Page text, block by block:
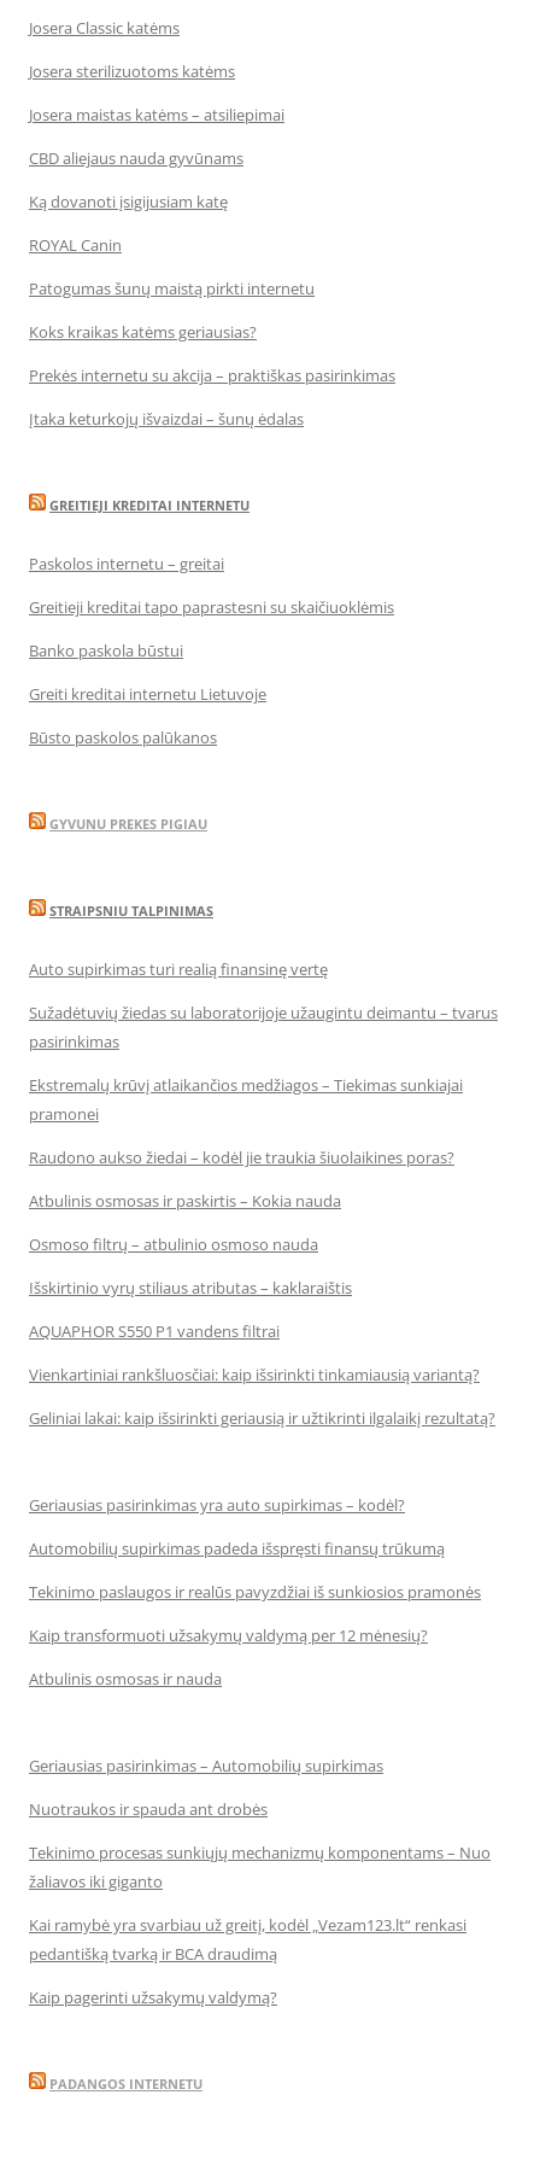
Josera Classic katėms
Josera sterilizuotoms katėms
Josera maistas katėms – atsiliepimai
CBD aliejaus nauda gyvūnams
Ką dovanoti įsigijusiam katę
ROYAL Canin
Patogumas šunų maistą pirkti internetu
Koks kraikas katėms geriausias?
Prekės internetu su akcija – praktiškas pasirinkimas
Įtaka keturkojų išvaizdai – šunų ėdalas
GREITIEJI KREDITAI INTERNETU
Paskolos internetu – greitai
Greitieji kreditai tapo paprastesni su skaičiuoklėmis
Banko paskola būstui
Greiti kreditai internetu Lietuvoje
Būsto paskolos palūkanos
GYVUNU PREKES PIGIAU
STRAIPSNIU TALPINIMAS
Auto supirkimas turi realią finansinę vertę
Sužadėtuvių žiedas su laboratorijoje užaugintu deimantu – tvarus
pasirinkimas
Ekstremalų krūvį atlaikančios medžiagos – Tiekimas sunkiajai
pramonei
Raudono aukso žiedai – kodėl jie traukia šiuolaikines poras?
Atbulinis osmosas ir paskirtis – Kokia nauda
Osmoso filtrų – atbulinio osmoso nauda
Išskirtinio vyrų stiliaus atributas – kaklaraištis
AQUAPHOR S550 P1 vandens filtrai
Vienkartiniai rankšluosčiai: kaip išsirinkti tinkamiausią variantą?
Geliniai lakai: kaip išsirinkti geriausią ir užtikrinti ilgalaikį rezultatą?
Geriausias pasirinkimas yra auto supirkimas – kodėl?
Automobilių supirkimas padeda išspręsti finansų trūkumą
Tekinimo paslaugos ir realūs pavyzdžiai iš sunkiosios pramonės
Kaip transformuoti užsakymų valdymą per 12 mėnesių?
Atbulinis osmosas ir nauda
Geriausias pasirinkimas – Automobilių supirkimas
Nuotraukos ir spauda ant drobės
Tekinimo procesas sunkiųjų mechanizmų komponentams – Nuo
žaliavos iki giganto
Kai ramybė yra svarbiau už greitį, kodėl „Vezam123.lt“ renkasi
pedantišką tvarką ir BCA draudimą
Kaip pagerinti užsakymų valdymą?
PADANGOS INTERNETU